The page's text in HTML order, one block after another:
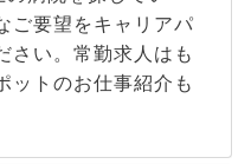
ご要望をキャリアパ
さい。常勤求人はも
ットのお仕事紹介も